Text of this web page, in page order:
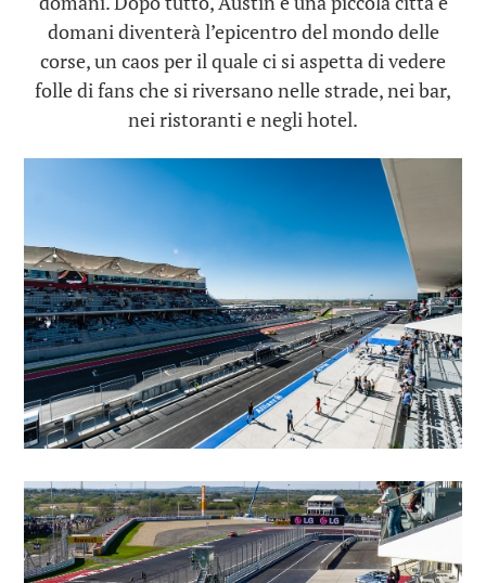
domani diventerà l’epicentro del mondo delle
corse, un caos per il quale ci si aspetta di vedere
folle di fans che si riversano nelle strade, nei bar,
nei ristoranti e negli hotel.